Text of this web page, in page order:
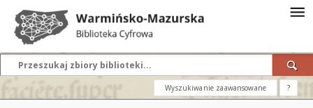
Wyszukiwanie zaawansowane ?